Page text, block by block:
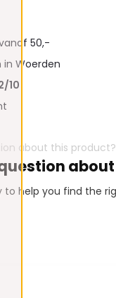
50,-
Woerden
10
to help you find the